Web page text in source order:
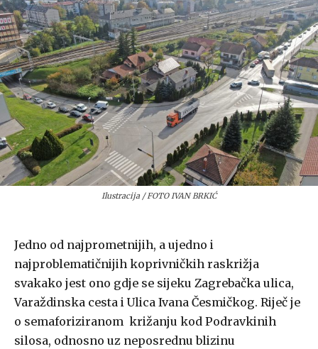
Ilustracija / FOTO IVAN BRKIĆ
Jedno od najprometnijih, a ujedno i
najproblematičnijih koprivničkih raskrižja
svakako jest ono gdje se sijeku Zagrebačka ulica,
Varaždinska cesta i Ulica Ivana Česmičkog. Riječ je
o semaforiziranom križanju kod Podravkinih
silosa, odnosno uz neposrednu blizinu